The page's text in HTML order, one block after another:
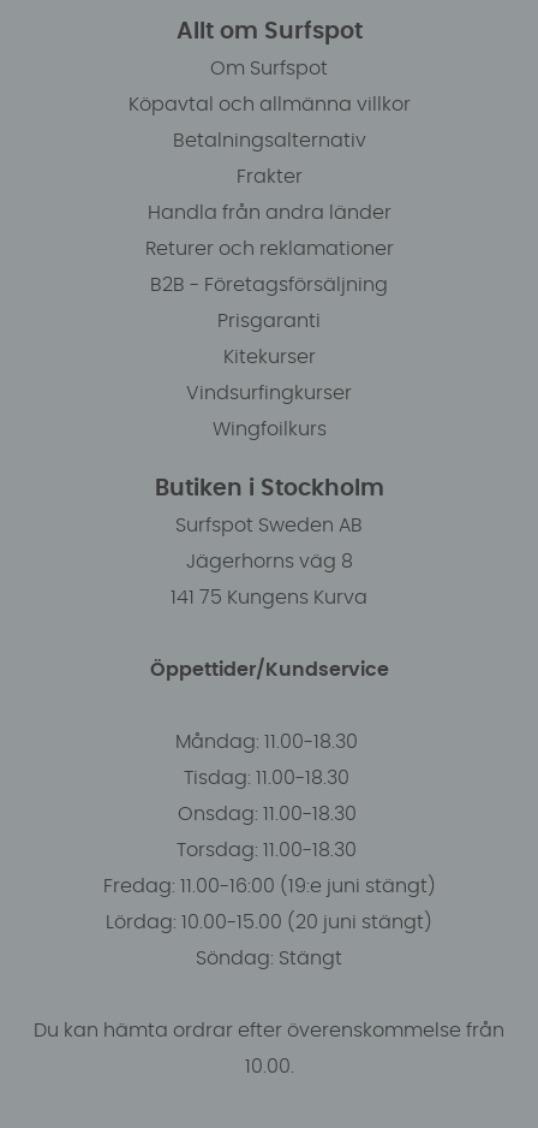
Allt om Surfspot
Om Surfspot
Köpavtal och allmänna villkor
Betalningsalternativ
Frakter
Handla från andra länder
Returer och reklamationer
B2B - Företagsförsäljning
Prisgaranti
Kitekurser
Vindsurfingkurser
Wingfoilkurs
Butiken i Stockholm
Surfspot Sweden AB
Jägerhorns väg 8
141 75 Kungens Kurva
Öppettider/Kundservice
Måndag: 11.00-18.30
Tisdag: 11.00-18.30
Onsdag: 11.00-18.30
Torsdag: 11.00-18.30
Fredag: 11.00-16:00 (19:e juni stängt)
Lördag: 10.00-15.00 (20 juni stängt)
Söndag: Stängt
Du kan hämta ordrar efter överenskommelse från
10.00.